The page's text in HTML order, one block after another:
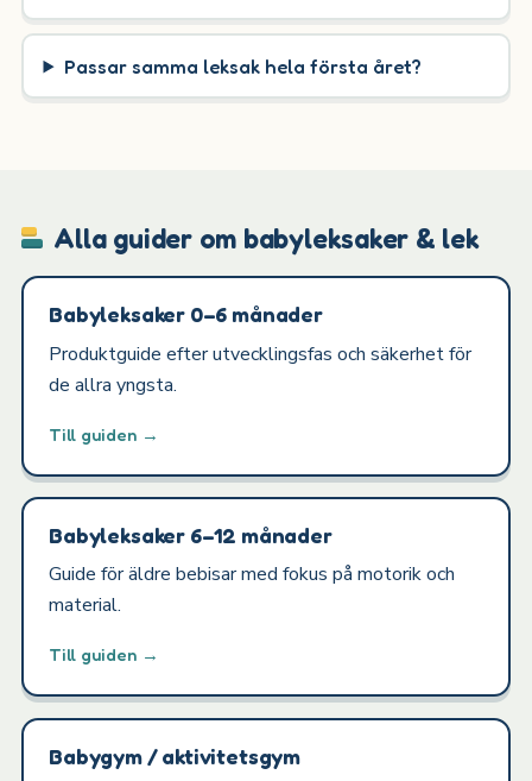
Passar samma leksak hela första året?
Alla guider om babyleksaker & lek
Babyleksaker 0–6 månader
Produktguide efter utvecklingsfas och säkerhet för
de allra yngsta.
Till guiden →
Babyleksaker 6–12 månader
Guide för äldre bebisar med fokus på motorik och
material.
Till guiden →
Babygym / aktivitetsgym